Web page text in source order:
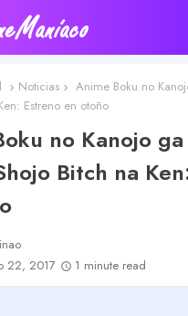
Noticias
Anime Boku no
Estreno en otoño
no Kanojo
Bitch na
22, 2017
1 minute read